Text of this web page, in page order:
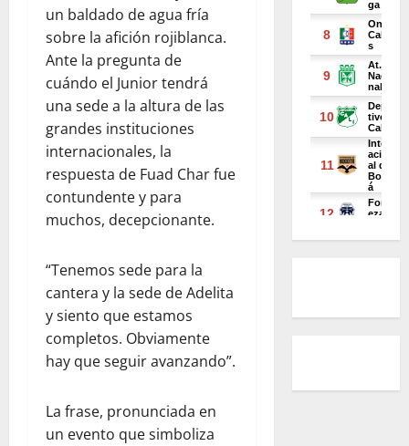
un baldado de agua fría
sobre la afición rojiblanca.
Ante la pregunta de
cuándo el Junior tendrá
una sede a la altura de las
grandes instituciones
internacionales, la
respuesta de Fuad Char fue
contundente y para
muchos, decepcionante.
“Tenemos sede para la
cantera y la sede de Adelita
y siento que estamos
completos. Obviamente
hay que seguir avanzando”.
La frase, pronunciada en
un evento que simboliza